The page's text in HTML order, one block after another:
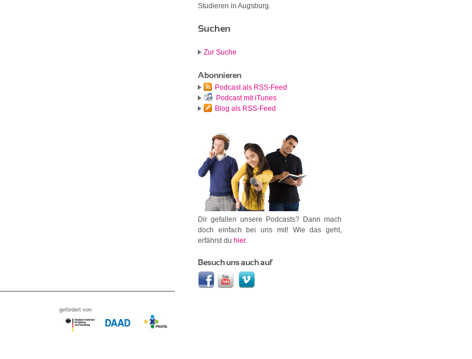
Studieren in Augsburg.
Suchen
Zur Suche
Abonnieren
Podcast als RSS-Feed
Podcast mit iTunes
Blog als RSS-Feed
Dir gefallen unsere Podcasts? Dann mach
doch einfach bei uns mit! Wie das geht,
erfährst du hier.
Besuch uns auch auf
gefördert von